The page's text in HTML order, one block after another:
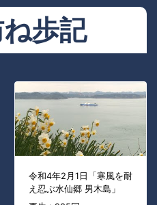
歩記
令和4年2月1日「寒風を耐
え忍ぶ水仙郷 男木島」